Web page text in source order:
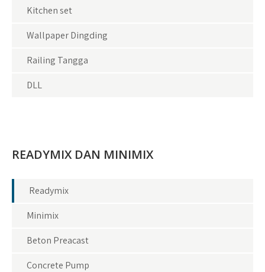
Kitchen set
Wallpaper Dingding
Railing Tangga
DLL
READYMIX DAN MINIMIX
Readymix
Minimix
Beton Preacast
Concrete Pump